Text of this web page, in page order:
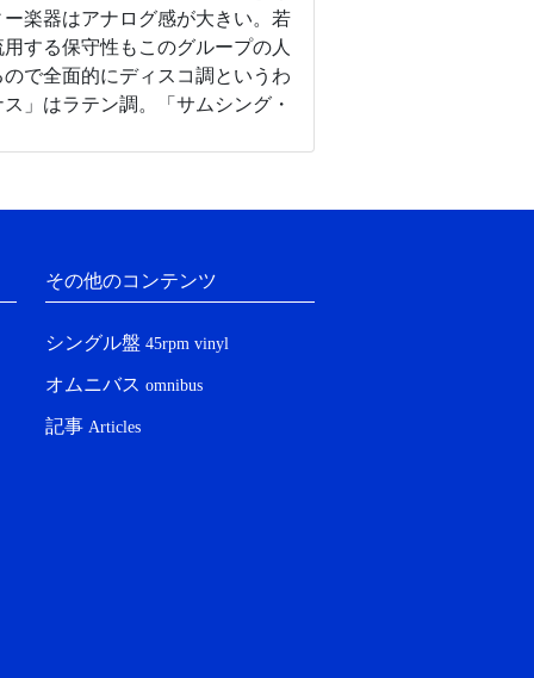
楽器はアナログ感が大きい。若
する保守性もこのグループの人
で全面的にディスコ調というわ
」はラテン調。「サムシング・
その他のコンテンツ
シングル盤 45rpm vinyl
オムニバス omnibus
記事 Articles